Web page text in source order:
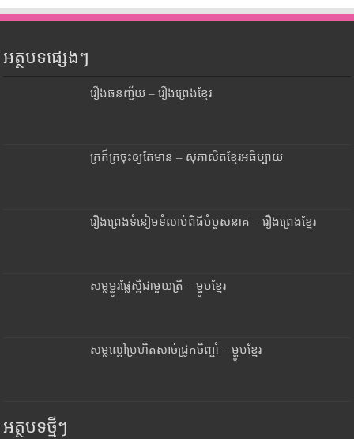
អត្ថបទផ្សេងៗ
រឿងធនញ្ជ័យ – រឿងព្រេងខ្មែរ
ក្រក៏ក្រចុះឲ្យតែមាន – សុភាសិតខ្មែរអធិប្បាយ
រឿងព្រេងទំនៀមទំលាប់ពិធីបំបួសនាគ – រឿងព្រេងខ្មែរ
សម្លម្ជូរផ្លែស្ពឺជាមួយត្រី – ម្ហូបខ្មែរ
សម្លល្ពៅប្រហិតសាច់ជ្រូកចិញ្ចាំ – ម្ហូបខ្មែរ
អត្ថបទថ្មីៗ